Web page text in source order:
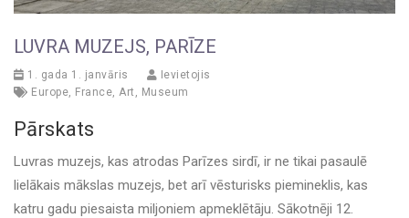
LUVRA MUZEJS, PARĪZE
1. gada 1. janvāris
Ievietojis
Europe France Art Museum
Pārskats
Luvras muzejs, kas atrodas Parīzes sirdī, ir ne tikai pasaulē
lielākais mākslas muzejs, bet arī vēsturisks piemineklis, kas
katru gadu piesaista miljoniem apmeklētāju. Sākotnēji 12.